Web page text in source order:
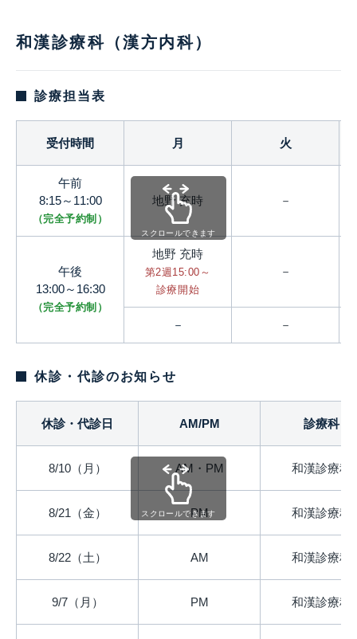
和漢診療科（漢方内科）
診療担当表
受付時間 月 火
午前
8:15～11:00
（完全予約制）
地野 充時 －
午後
13:00～16:30
（完全予約制）
地野 充時
第2週15:00～
診療開始
－
－ －
スクロールできます
休診・代診のお知らせ
休診・代診日 AM/PM 診療科
8/10（月） AM・PM 和漢診療科
8/21（金） PM 和漢診療科
8/22（土） AM 和漢診療科
9/7（月） PM 和漢診療科
スクロールできます